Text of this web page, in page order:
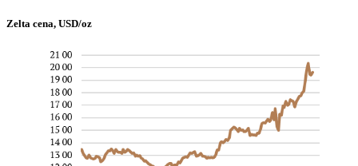
Zelta cena, USD/oz